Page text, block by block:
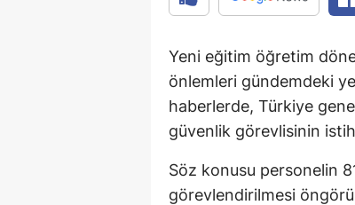
Yeni eğitim öğretim
önlemleri gündemdeki
haberlerde, Türkiye
güvenlik görevlisinin
Söz konusu personelin
görevlendirilmesi